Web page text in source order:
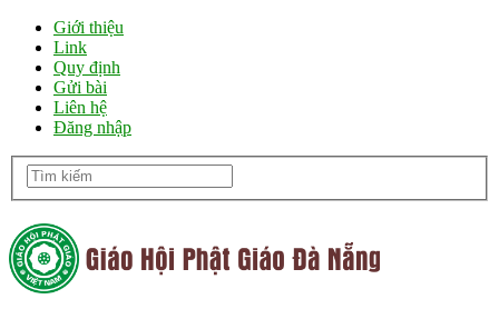
Giới thiệu
Link
Quy định
Gửi bài
Liên hệ
Đăng nhập